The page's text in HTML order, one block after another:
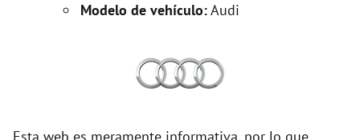
Modelo de vehículo:Audi